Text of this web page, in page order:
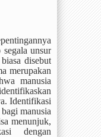
segala unsur
disebut
merupakan
manusia
Identifikasi
manusia
menunjuk,
dengan